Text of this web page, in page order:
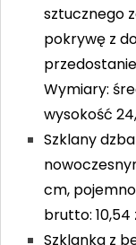
sztucznego
pokrywę z
Wymiary:
wysokość
Szklany
cm,
brutto: 10,54
Szklanka z